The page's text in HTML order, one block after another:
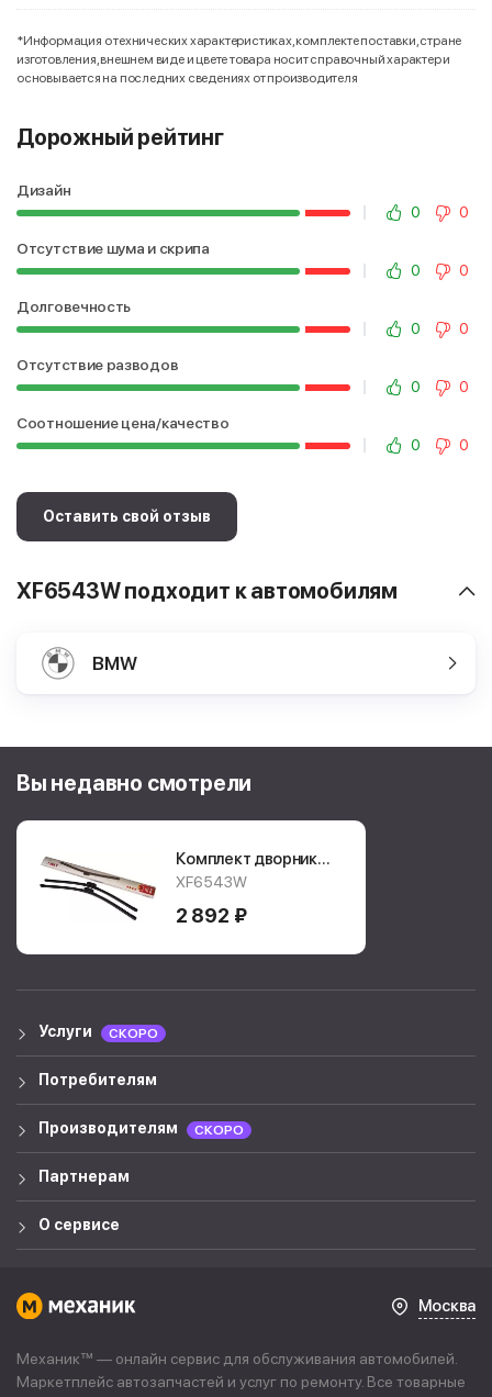
*Информация о технических характеристиках, комплекте поставки, стране
изготовления, внешнем виде и цвете товара носит справочный характер и
основывается на последних сведениях от производителя
Дорожный рейтинг
Дизайн
0
0
Отсутствие шума и скрипа
0
0
Долговечность
0
0
Отсутствие разводов
0
0
Соотношение цена/качество
0
0
Оставить свой отзыв
XF6543W подходит к автомобилям
BMW
Вы недавно смотрели
Комплект дворников
Lynx FlatXF6543W
XF6543W
2 892 ₽
Услуги СКОРО
Потребителям
Производителям СКОРО
Партнерам
О сервисе
Москва
Механик™ — онлайн сервис для обслуживания автомобилей.
Маркетплейс автозапчастей и услуг по ремонту. Все товарные